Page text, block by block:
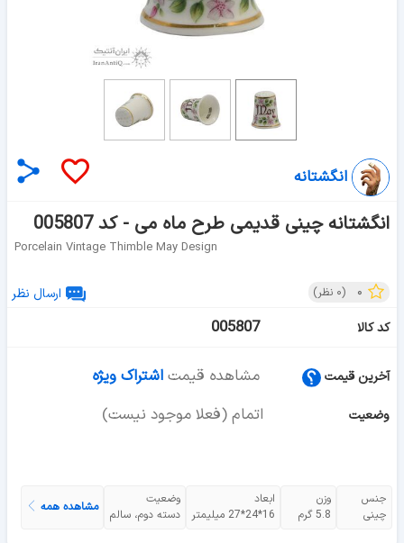
انگشتانه
انگشتانه چینی قدیمی طرح ماه می - کد 005807
Porcelain Vintage Thimble May Design
۰ (۰ نظر)
ارسال نظر
کد کالا
005807
آخرین قیمت مشاهده قیمت اشتراک ویژه
وضعیت اتمام (فعلا موجود نیست)
جنس
چینی
وزن
5.8 گرم
ابعاد
16*24*27 میلیمتر
وضعیت
دسته دوم، سالم
مشاهده همه